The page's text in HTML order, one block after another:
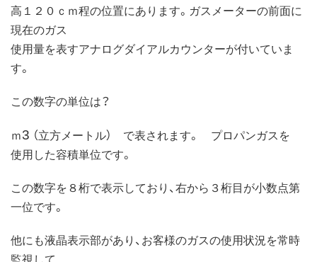
高１２０ｃｍ程の位置にあります。ガスメーターの前面に
現在のガス
使用量を表すアナログダイアルカウンターが付いていま
す。
この数字の単位は？
ｍ3 （立方メートル） で表されます。 プロパンガスを
使用した容積単位です。
この数字を８桁で表示しており、右から３桁目が小数点第
一位です。
他にも液晶表示部があり、お客様のガスの使用状況を常時
監視して